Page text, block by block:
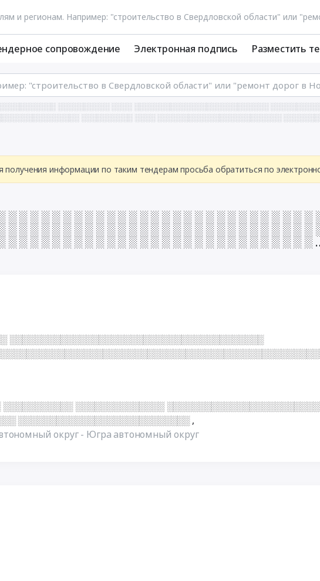
сопровождение Электронная подпись Разместить
░░░░░░░░░░ ░░░░ ░░░░░░░░░░░░░░░░░░░░░░░░░░
░░░░░░░░░░ ░░░░ ░░░░░░░░░░░░░░░░░░░░░░░░
информации по таким тендерам просьба обратиться по
░ ░ ░ ░ ░ ░ ░ ░ ░ ░ ░ ░ ░ ░ ░ ░ ░ ░ ░ ░ ░ ░ ░ ░ ░ ░ ░ ░
░ ░ ░ ░ ░ ░ ░ ░ ░ ░ ░ ░ ░ ░ ░ ░ ░ ░ ░ ░ ░ ░ ░ ░ ░ ░ ░ ░
░ ░ ░ ░ ░ ░ ░ ░ ░ ░ ░ ░ ░ ░ ░ ░ ░ ░ ░ ░ ░ ░ ░ ░ ░ ░ ░ ░
░ ░ ░ ░ ░ ░ ░ ░ ░ ░ ░ ░ ░ ░ ░ ░ ░ ░ ░ ░ ░ ░ ░ ░ ░ ░ ░ ░
░░░░░░░░░░░░░░░░░░░░░░░░░░░░░░░░░░░░░░░░
░░░░░░░░░░░░░░
░░░░░░░░░░░░░░░░░░░░░░░░░░░,
округ - Югра автономный округ